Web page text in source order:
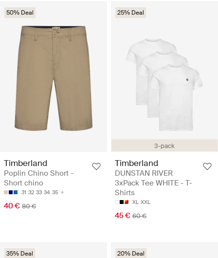
50% Deal
Timberland
Poplin Chino Short -
Short chino
31 32 33 34 35
40 € 80 €
3-pack
25% Deal
Timberland
DUNSTAN RIVER
3xPack Tee WHITE - T-
Shirts
XL XXL
45 € 60 €
35% Deal 20% Deal